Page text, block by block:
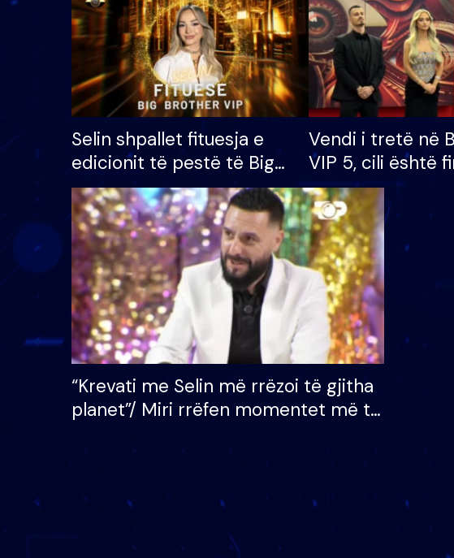
Selin shpallet fituesja e
edicionit të pestë të Big
Brother VIP, rrëmben
çmimin e madh prej 100
mijë eurosh
Vendi i tretë në
VIP 5, cili është
radhës që lë
“Krevati me Selin më rrëzoi të gjitha
planet”/ Miri rrëfen momentet më të
mungojë zilja e mëngjesit kur…